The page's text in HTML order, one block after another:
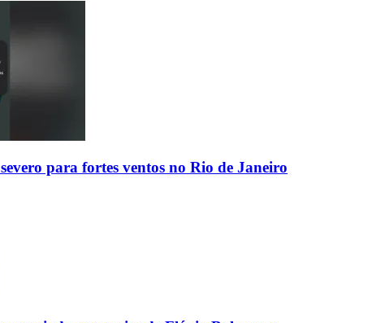
para fortes ventos no Rio de Janeiro